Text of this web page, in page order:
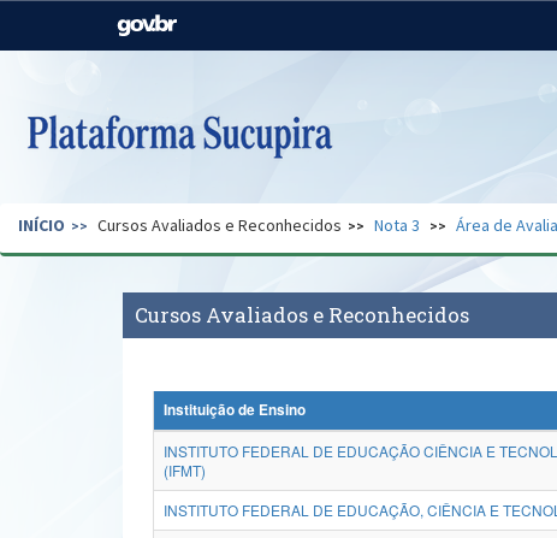
Casa Civil
Pecuária e Abastecimento
Secretaria de Governo Gabinete de Segurança
INÍCIO Cursos Avaliados e Reconhecidos Nota 3 Área de
Cursos Avaliados e Reconhecidos
Instituição de Ensino
INSTITUTO FEDERAL DE EDUCAÇÃO CIÊNCIA E
(IFMT)
INSTITUTO FEDERAL DE EDUCAÇÃO, CIÊNCIA E